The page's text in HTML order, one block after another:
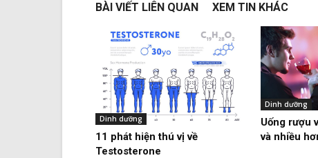
BÀI VIẾT LIÊN QUAN XEM TIN KHÁC
Dinh dưỡng
11 phát hiện thú vị về
Testosterone
Dinh dưỡng
Uống rượu
và nhiều